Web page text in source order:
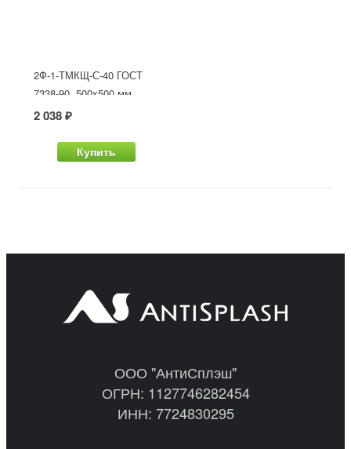
2Ф-1-ТМКЩ-С-40 ГОСТ
7338-90, 500x500 мм
2 038 ₽
Купить
ООО "АнтиСплэш"
ОГРН: 1127746282454
ИНН: 7724830295